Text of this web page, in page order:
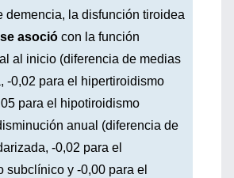
demencia, la disfunción tiroidea
asoció con la función
al inicio (diferencia de medias
-0,02 para el hipertiroidismo
para el hipotiroidismo
anual (diferencia de
-0,02 para el
subclínico y -0,00 para el